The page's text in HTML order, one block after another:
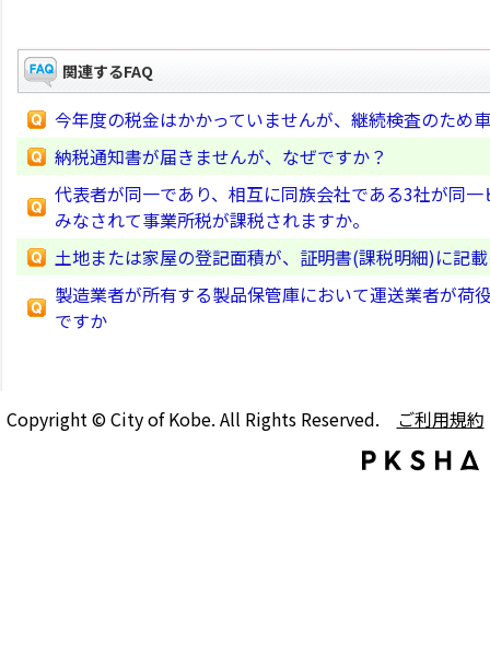
関連するFAQ
今年度の税金はかかっていませんが、継続検査のため
納税通知書が届きませんが、なぜですか？
代表者が同一であり、相互に同族会社である3社が同
みなされて事業所税が課税されますか。
土地または家屋の登記面積が、証明書(課税明細)に記
製造業者が所有する製品保管庫において運送業者が荷
ですか
Copyright © City of Kobe. All Rights Reserved. ご利用規約